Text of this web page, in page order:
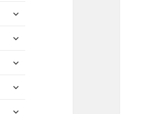
раскрыть
меню
раскрыть
меню
раскрыть
меню
раскрыть
меню
раскрыть